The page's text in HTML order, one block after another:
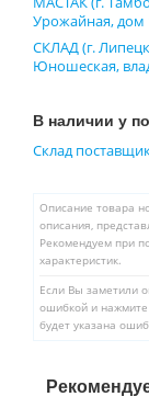
Урожайная, дом
СКЛАД (г.
Юношеская,
В наличии у
Склад
Описание товара
описания,
Рекомендуем при
характеристик.
Если Вы заметили
ошибкой и
будет указана